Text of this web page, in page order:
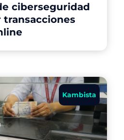
ciberseguridad
transacciones
Kambista